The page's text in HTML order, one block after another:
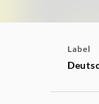
Label